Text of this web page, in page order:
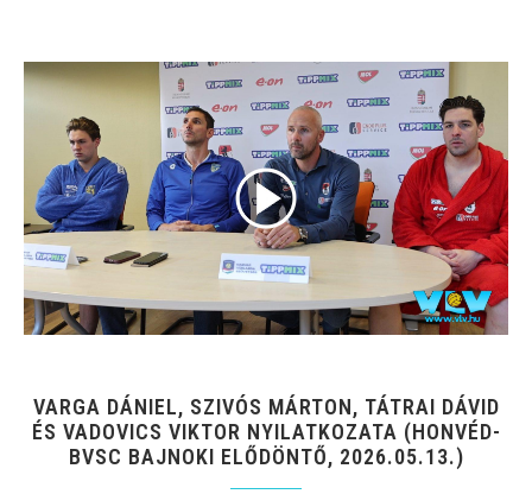
VARGA DÁNIEL, SZIVÓS MÁRTON, TÁTRAI DÁVID
ÉS VADOVICS VIKTOR NYILATKOZATA (HONVÉD-
BVSC BAJNOKI ELŐDÖNTŐ, 2026.05.13.)